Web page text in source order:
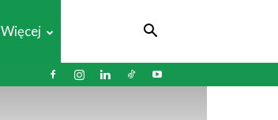
Więcej